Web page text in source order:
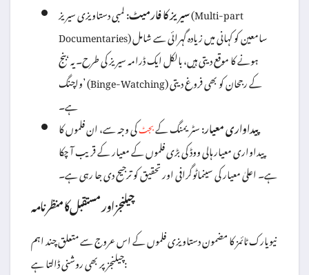
سیریز کا فارمیٹ:لمبی دستاویزی سیریز (Multi-part
Documentaries) سامعین کو کہانی میں زیادہ گہرائی سے شامل
ہونے کا موقع دیتی ہیں، بالکل ایک ڈرامہ سیریز کی طرح۔ یہ ‘بنج
واچنگ’ (Binge-Watching) کے رجحان کو بھی فروغ دیتی
ہے۔
پیداواری معیار:سٹریمنگ کےبجٹکی وجہ سے، ان فلموں کا
پیداواری معیار ہالی ووڈ کی بڑی فلموں کے معیار کے قریب آ چکا
ہے۔ اعلیٰ معیار کی سینماٹوگرافی اور تحقیق کو ترجیح دی جا رہی ہے۔
چیلنجز اور مستقبل کا منظرنامہ
نیویارک ٹائمز کا مضمون دستاویزی فلموں کے اس عروج سے متعلق چند اہم
چیلنجز پر بھی روشنی ڈالتا ہے: